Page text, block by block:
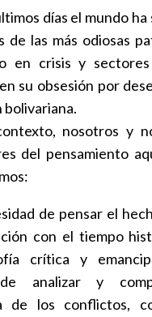
días el mundo
de las más odiosas
en crisis y
su obsesión por
nosotros y
del pensamiento
de pensar el
con el tiempo
crítica y
analizar y
de los conflictos,